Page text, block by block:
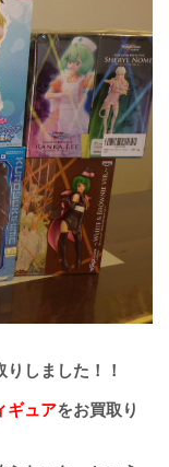
しました！！
ギュアをお買取り